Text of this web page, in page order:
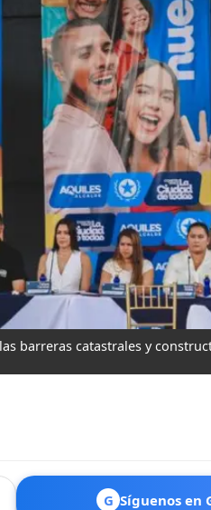
barreras catastrales y
G Síguenos en